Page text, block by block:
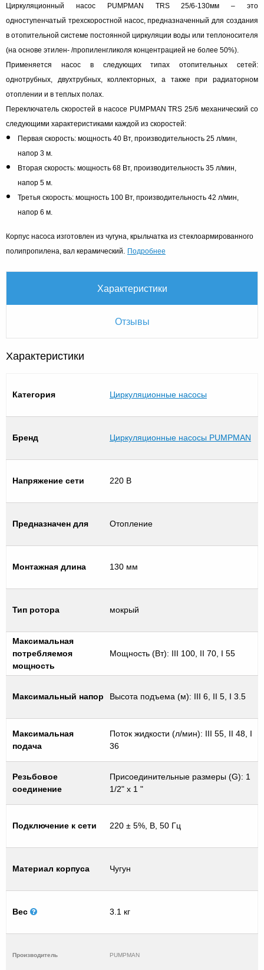
Циркуляционный насос PUMPMAN TRS 25/6-130мм – это
одноступенчатый трехскоростной насос, предназначенный для создания
в отопительной системе постоянной циркуляции воды или теплоносителя
(на основе этилен- /пропиленгликоля концентрацией не более 50%).
Применяется насос в следующих типах отопительных сетей:
однотрубных, двухтрубных, коллекторных, а также при радиаторном
отоплении и в теплых полах.
Переключатель скоростей в насосе PUMPMAN TRS 25/6 механический со
следующими характеристиками каждой из скоростей:
Первая скорость: мощность 40 Вт, производительность 25 л/мин,
напор 3 м.
Вторая скорость: мощность 68 Вт, производительность 35 л/мин,
напор 5 м.
Третья скорость: мощность 100 Вт, производительность 42 л/мин,
напор 6 м.
Корпус насоса изготовлен из чугуна, крыльчатка из стеклоармированного
полипропилена, вал керамический.
Подробнее
Характеристики
Отзывы
Характеристики
Категория Циркуляционные насосы
Бренд Циркуляционные насосы PUMPMAN
Напряжение сети 220 В
Предназначен для Отопление
Монтажная длина 130 мм
Тип ротора мокрый
Максимальная
потребляемоя
мощность
Мощность (Вт): III 100, II 70, I 55
Максимальный напор Высота подъема (м): III 6, II 5, I 3.5
Максимальная
подача
Поток жидкости (л/мин): III 55, II 48, I
36
Резьбовое
соединение
Присоединительные размеры (G): 1
1/2" х 1 "
Подключение к сети 220 ± 5%, В, 50 Гц
Материал корпуса Чугун
Вес 3.1 кг
Производитель PUMPMAN